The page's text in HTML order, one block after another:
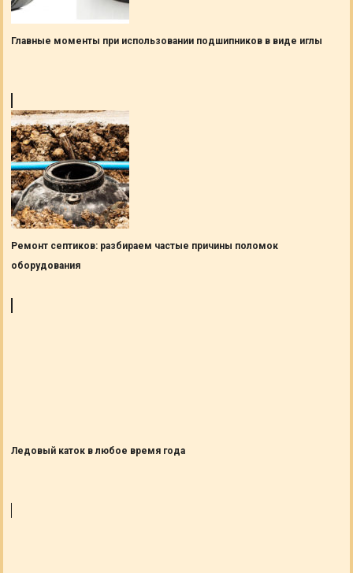
Главные моменты при использовании подшипников в виде иглы
Ремонт септиков: разбираем частые причины поломок
оборудования
Ледовый каток в любое время года